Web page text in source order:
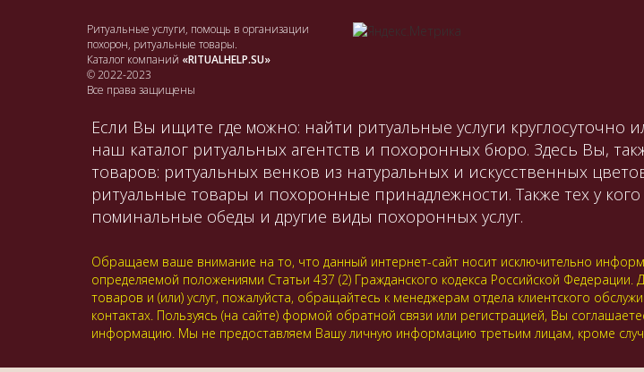
Ритуальные услуги, помощь в организации
похорон, ритуальные товары.
Каталог компаний «RITUALHELP.SU»
© 2022-2023
Все права защищены
Если Вы ищите где можно: найти ритуальные услуги круглосуточно
наш каталог ритуальных агентств и похоронных бюро. Здесь Вы,
товаров: ритуальных венков из натуральных и искусственных
ритуальные товары и похоронные принадлежности. Также тех у кого
поминальные обеды и другие виды похоронных услуг.
Обращаем ваше внимание на то, что данный интернет-сайт носит исключительно
определяемой положениями Статьи 437 (2) Гражданского кодекса Российской
товаров и (или) услуг, пожалуйста, обращайтесь к менеджерам отдела клиентского
контактах. Пользуясь (на сайте) формой обратной связи или регистрацией, Вы
информацию. Мы не предоставляем Вашу личную информацию третьим лицам, кроме